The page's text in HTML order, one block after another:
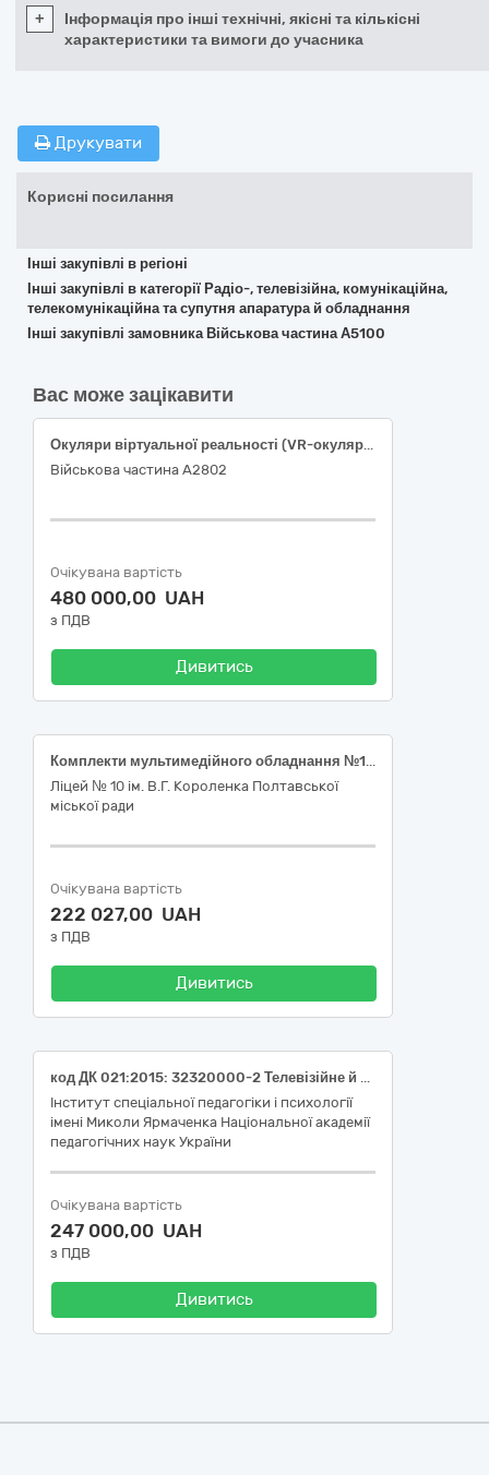
+
Інформація про інші технічні, якісні та кількісні
характеристики та вимоги до учасника
Друкувати
Корисні посилання
Інші закупівлі в регіоні
Інші закупівлі в категорії Радіо-, телевізійна, комунікаційна,
телекомунікаційна та супутня апаратура й обладнання
Інші закупівлі замовника Військова частина А5100
Вас може зацікавити
Окуляри віртуальної реальності (VR-окуляри)
Військова частина А2802
Очікувана вартість
480 000,00 UAH
з ПДВ
Дивитись
Комплекти мультимедійного обладнання №1, №2
Ліцей № 10 ім. В.Г. Короленка Полтавської
міської ради
Очікувана вартість
222 027,00 UAH
з ПДВ
Дивитись
код ДК 021:2015: 32320000-2 Телевізійне й аудіовізуальне обладнання (Проєктори)
Інститут спеціальної педагогіки і психології
імені Миколи Ярмаченка Національної академії
педагогічних наук України
Очікувана вартість
247 000,00 UAH
з ПДВ
Дивитись